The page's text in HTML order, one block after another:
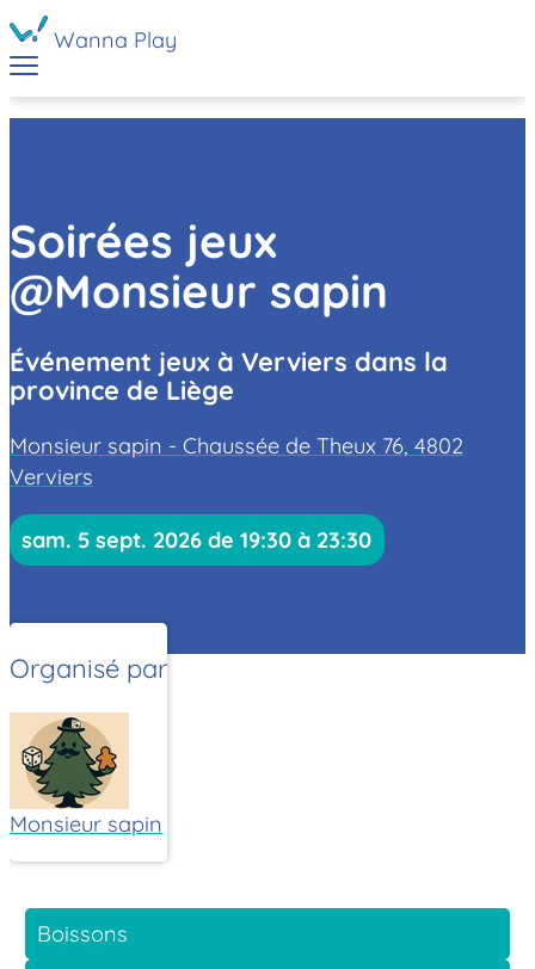
Wanna Play
Soirées jeux
@Monsieur sapin
Événement jeux à Verviers dans la
province de Liège
Monsieur sapin - Chaussée de Theux 76, 4802
Verviers
sam. 5 sept. 2026 de 19:30 à 23:30
Organisé par
Monsieur sapin
Boissons